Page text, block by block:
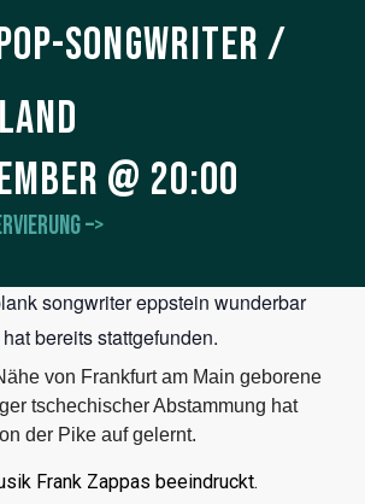
Songwriter /
@ 20:00
–>
bereits stattgefunden.
von Frankfurt am Main geborene
tschechischer Abstammung hat
der Pike auf gelernt.
Frank Zappas beeindruckt.